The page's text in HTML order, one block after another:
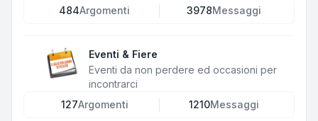
484Argomenti 3978Messaggi
Eventi & Fiere
Eventi da non perdere ed occasioni per
incontrarci
127Argomenti 1210Messaggi